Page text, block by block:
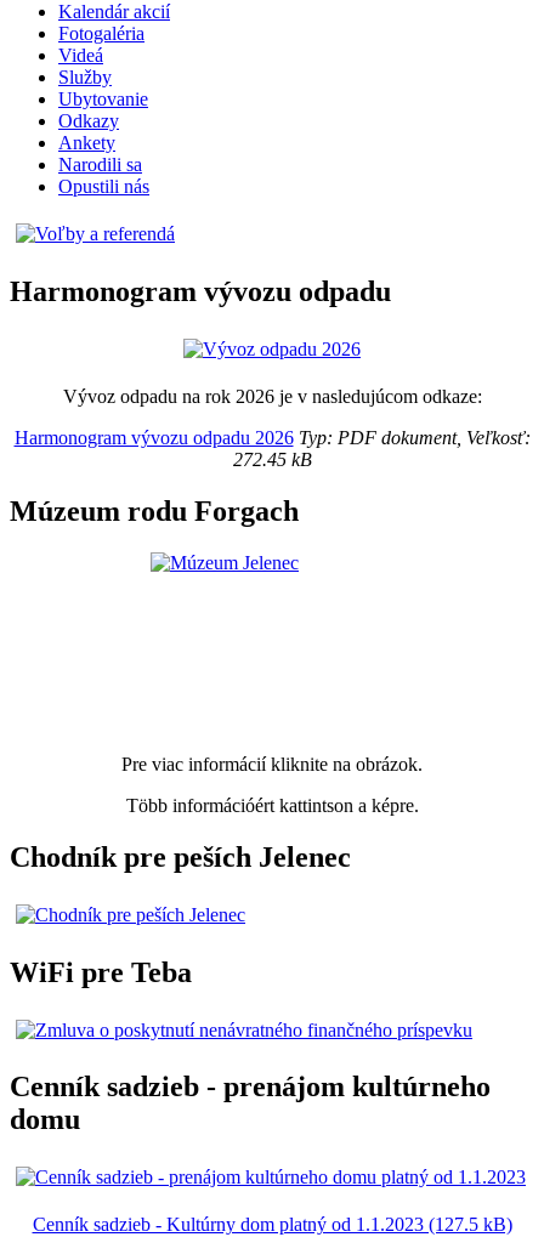
Kalendár akcií
Fotogaléria
Videá
Služby
Ubytovanie
Odkazy
Ankety
Narodili sa
Opustili nás
Harmonogram vývozu odpadu
Vývoz odpadu na rok 2026 je v nasledujúcom odkaze:
Harmonogram vývozu odpadu 2026Typ: PDF dokument, Veľkosť:
272.45 kB
Múzeum rodu Forgach
Pre viac informácií kliknite na obrázok.
Több információért kattintson a képre.
Chodník pre peších Jelenec
WiFi pre Teba
Cenník sadzieb - prenájom kultúrneho
domu
Cenník sadzieb - Kultúrny dom platný od 1.1.2023 (127.5 kB)